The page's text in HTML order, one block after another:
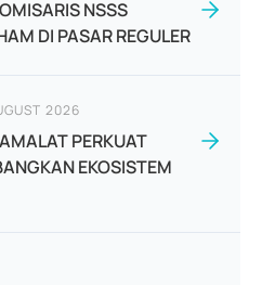
NSSS
DI PASAR REGULER
2026
PERKUAT
EKOSISTEM